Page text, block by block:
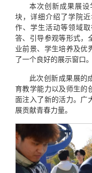
本次创新成果展
块，详细介绍了学院
作、学生活动等领域
答、引导参观等形式，
业前景、学生培养及优
了一个良好的展示窗口。
此次创新成果展的
育教学能力以及师生的
面注入了新的活力。广
展贡献青春力量。